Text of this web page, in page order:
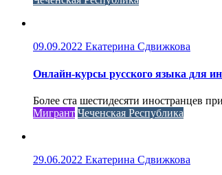
09.09.2022 Екатерина Сдвижкова
Онлайн-курсы русского языка для
Более ста шестидесяти иностранцев
Мигрант Чеченская Республика
29.06.2022 Екатерина Сдвижкова